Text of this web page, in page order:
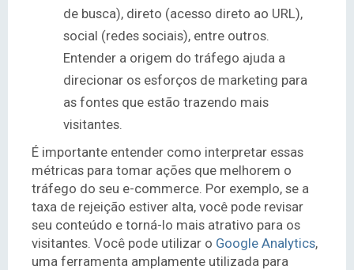
de busca), direto (acesso direto ao URL),
social (redes sociais), entre outros.
Entender a origem do tráfego ajuda a
direcionar os esforços de marketing para
as fontes que estão trazendo mais
visitantes.
É importante entender como interpretar essas
métricas para tomar ações que melhorem o
tráfego do seu e-commerce. Por exemplo, se a
taxa de rejeição estiver alta, você pode revisar
seu conteúdo e torná-lo mais atrativo para os
visitantes. Você pode utilizar o Google Analytics,
uma ferramenta amplamente utilizada para